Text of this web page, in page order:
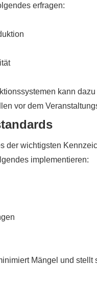
erfragen:
kann
vor dem
der wichtigsten
implementieren:
Mängel und